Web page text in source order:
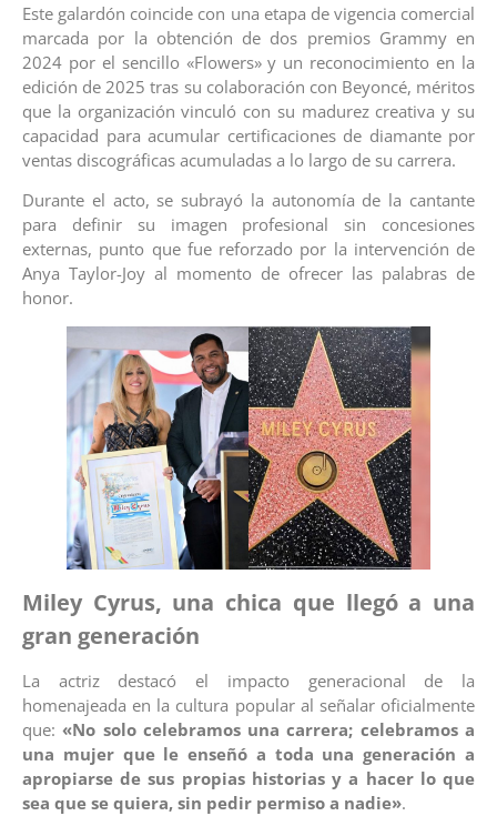
Este galardón coincide con una etapa de vigencia comercial
marcada por la obtención de dos premios Grammy en
2024 por el sencillo «Flowers» y un reconocimiento en la
edición de 2025 tras su colaboración con Beyoncé, méritos
que la organización vinculó con su madurez creativa y su
capacidad para acumular certificaciones de diamante por
ventas discográficas acumuladas a lo largo de su carrera.
Durante el acto, se subrayó la autonomía de la cantante
para definir su imagen profesional sin concesiones
externas, punto que fue reforzado por la intervención de
Anya Taylor-Joy al momento de ofrecer las palabras de
honor.
Miley Cyrus, una chica que llegó a una
gran generación
La actriz destacó el impacto generacional de la
homenajeada en la cultura popular al señalar oficialmente
que:«No solo celebramos una carrera; celebramos a
una mujer que le enseñó a toda una generación a
apropiarse de sus propias historias y a hacer lo que
sea que se quiera, sin pedir permiso a nadie».